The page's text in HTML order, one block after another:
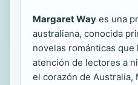
Margaret Way es una
australiana, conocida
novelas románticas que
atención de lectores a
el corazón de Australia,